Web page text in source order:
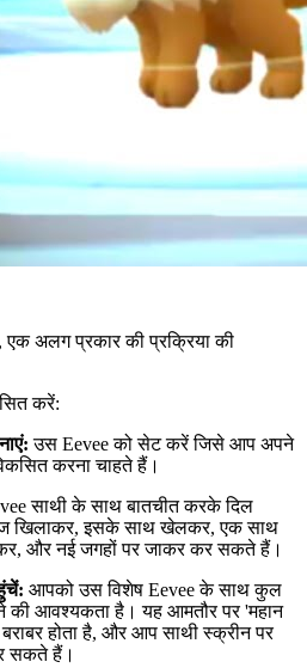
, एक अलग प्रकार की प्रक्रिया की
करें:
उस Eevee को सेट करें जिसे आप अपने
करना चाहते हैं।
साथी के साथ बातचीत करके दिल
खिलाकर, इसके साथ खेलकर, एक साथ
और नई जगहों पर जाकर कर सकते हैं।
आपको उस विशेष Eevee के साथ कुल
की आवश्यकता है। यह आमतौर पर 'महान
होता है, और आप साथी स्क्रीन पर
सकते हैं।